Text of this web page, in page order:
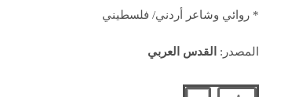
* روائي وشاعر أردني/ فلسطيني
المصدر: القدس العربي